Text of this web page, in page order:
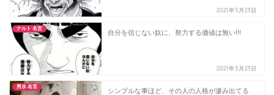
2021年5月23日
ナルト 名言
自分を信じない奴に、努力する価値は無い!!!
2021年5月23日
男水 名言
シンプルな事ほど、その人の人格が滲み出てる